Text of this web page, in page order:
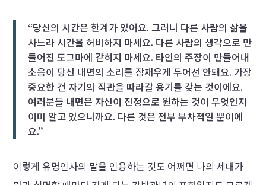
“당신의 시간은 한계가 있어요. 그러니 다른 사람의 삶을
사느라 시간을 허비하지 마세요. 다른 사람의 생각으로 만
들어진 도그마에 갇히지 마세요. 타인의 주장이 만들어내
소음이 당신 내면의 소리를 잠재우게 두어선 안돼요. 가장
중요한 건 자기의 직관을 따라갈 용기를 갖는 것이에요.
여러분들 내면은 자신이 진정으로 원하는 것이 무엇인지
이미 알고 있으니까요. 다른 것은 전부 부차적일 뿐이에
요.”
이렇게 유명인사의 말을 인용하는 것도 어쩌면 나의 세대가